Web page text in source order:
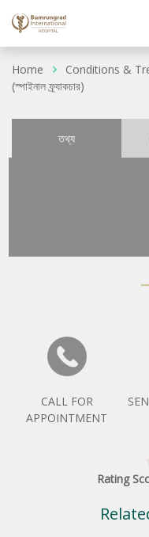
Home Conditions &
(স্পাইনাল ফ্র্যাকচার)
তথ্য
CALL FOR
APPOINTMENT
Rating